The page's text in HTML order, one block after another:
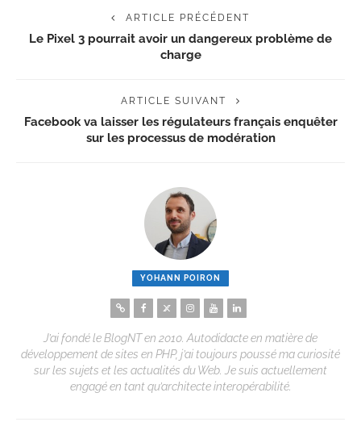
ARTICLE PRÉCÉDENT
Le Pixel 3 pourrait avoir un dangereux problème de
charge
ARTICLE SUIVANT
Facebook va laisser les régulateurs français enquêter
sur les processus de modération
YOHANN POIRON
J’ai fondé le BlogNT en 2010. Autodidacte en matière de
développement de sites en PHP, j’ai toujours poussé ma curiosité
sur les sujets et les actualités du Web. Je suis actuellement
engagé en tant qu’architecte interopérabilité.